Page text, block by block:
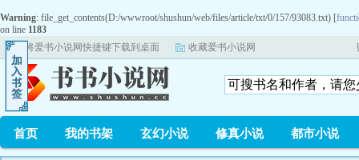
Warning: file_get_contents(D:/wwwroot/shushun/web/files/article/txt/0/157/93083.txt) [
on line 1183
将爱书小说网快捷键下载到桌面
收藏爱书小说网
首页 我的书架 玄幻小说 修真小说 都市小说